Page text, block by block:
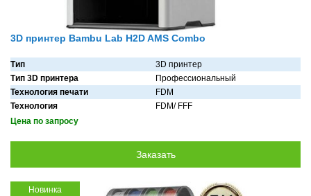
3D принтер Bambu Lab H2D AMS Combo
Тип
3D принтер
Тип 3D принтера
Профессиональный
Технология печати
FDM
Технология
FDM/ FFF
Цена по запросу
Новинка